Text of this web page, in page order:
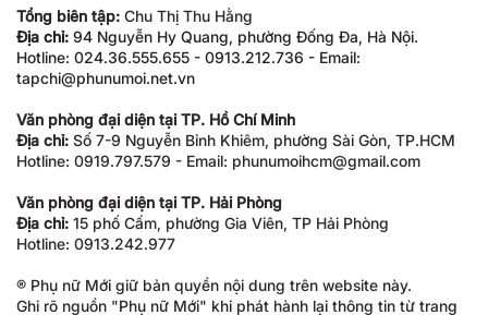
Tổng biên tập: Chu Thị Thu Hằng
Địa chỉ: 94 Nguyễn Hy Quang, phường Đống Đa, Hà Nội.
Hotline: 024.36.555.655 - 0913.212.736 - Email:
tapchi@phunumoi.net.vn
Văn phòng đại diện tại TP. Hồ Chí Minh
Địa chỉ: Số 7-9 Nguyễn Bỉnh Khiêm, phường Sài Gòn, TP.HCM
Hotline: 0919.797.579 - Email: phunumoihcm@gmail.com
Văn phòng đại diện tại TP. Hải Phòng
Địa chỉ: 15 phố Cấm, phường Gia Viên, TP Hải Phòng
Hotline: 0913.242.977
® Phụ nữ Mới giữ bản quyền nội dung trên website này.
Ghi rõ nguồn "Phụ nữ Mới" khi phát hành lại thông tin từ trang